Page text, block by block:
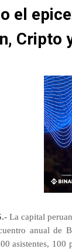
el
Cripto
La capital
anual de
asistentes,